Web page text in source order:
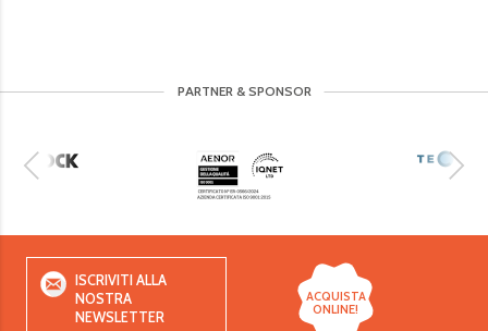
PARTNER & SPONSOR
ISCRIVITI ALLA
NOSTRA
NEWSLETTER
ACQUISTA
ONLINE!